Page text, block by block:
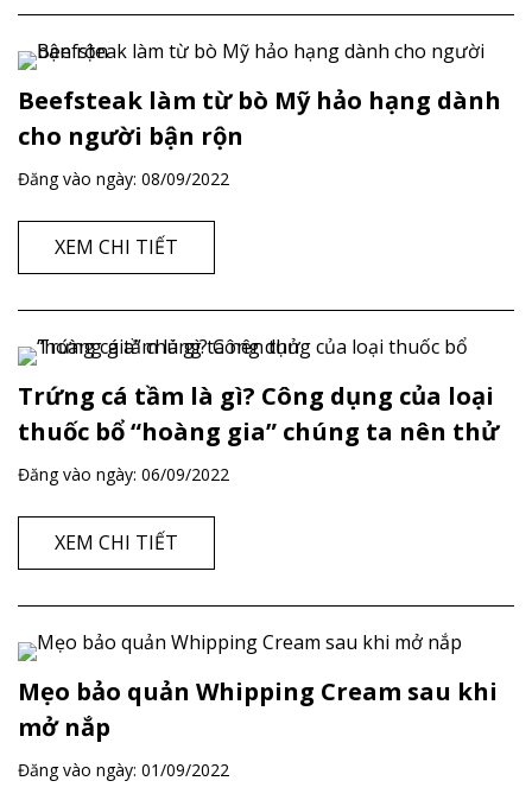
Beefsteak làm từ bò Mỹ hảo hạng dành
cho người bận rộn
Đăng vào ngày: 08/09/2022
XEM CHI TIẾT
Trứng cá tầm là gì? Công dụng của loại
thuốc bổ “hoàng gia” chúng ta nên thử
Đăng vào ngày: 06/09/2022
XEM CHI TIẾT
Mẹo bảo quản Whipping Cream sau khi
mở nắp
Đăng vào ngày: 01/09/2022